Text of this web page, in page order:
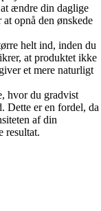
ændre din daglige
opnå den ønskede
helt ind, inden du
at produktet ikke
et mere naturligt
hvor du gradvist
Dette er en fordel, da
af din
resultat.